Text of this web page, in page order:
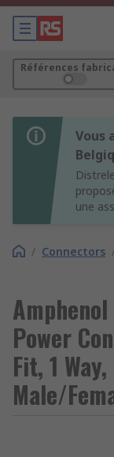
Références
Vous
une
/ Connectors
Power
Fit, 1
Male/